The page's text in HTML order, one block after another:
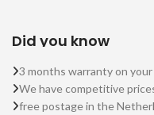
Did you know
3 months warranty on
We have competitive
free postage in the